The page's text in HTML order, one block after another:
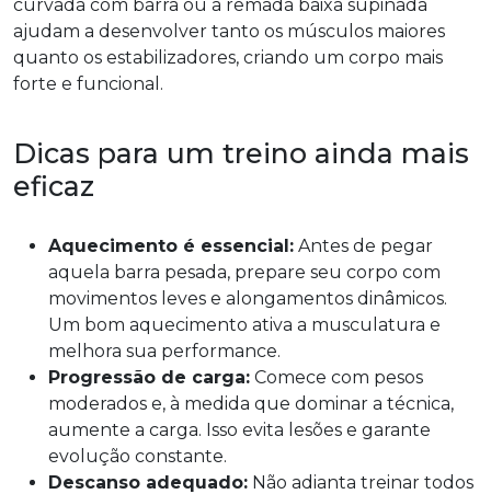
curvada com barra ou a remada baixa supinada
ajudam a desenvolver tanto os músculos maiores
quanto os estabilizadores, criando um corpo mais
forte e funcional.
Dicas para um treino ainda mais
eficaz
Aquecimento é essencial: Antes de pegar
aquela barra pesada, prepare seu corpo com
movimentos leves e alongamentos dinâmicos.
Um bom aquecimento ativa a musculatura e
melhora sua performance.
Progressão de carga: Comece com pesos
moderados e, à medida que dominar a técnica,
aumente a carga. Isso evita lesões e garante
evolução constante.
Descanso adequado: Não adianta treinar todos